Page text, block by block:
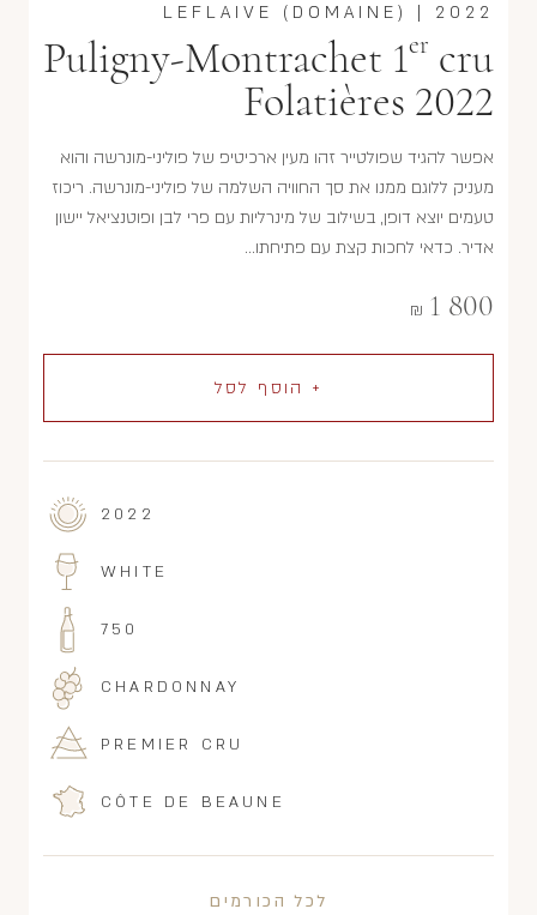
2022
LEFLAIVE (DOMAINE)
Puligny-Montrachet 1er cru
Folatières 2022
אפשר להגיד שפולטייר זהו מעין ארכיטיפ של פוליני-מונרשה והוא
מעניק ללוגם ממנו את סך החוויה השלמה של פוליני-מונרשה. ריכוז
טעמים יוצא דופן, בשילוב של מינרליות עם פרי לבן ופוטנציאל יישון
אדיר. כדאי לחכות קצת עם פתיחתו…
1 800
₪
+ הוסף לסל
2022
WHITE
750
CHARDONNAY
PREMIER CRU
CÔTE DE BEAUNE
לכל הכורמים